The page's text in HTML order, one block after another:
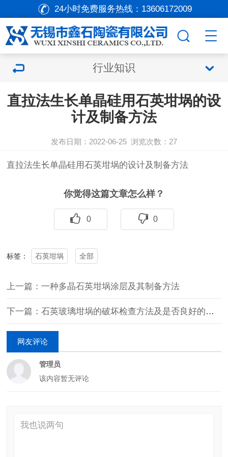
24小时免费服务热线： 13606172009
行业知识
直拉法生长单晶硅用石英坩埚的设
计及制备方法
发布日期：2022-06-25 浏览次数： 27
直拉法生长单晶硅用石英坩埚的设计及制备方法
你觉得这篇文章怎么样？
0 0
标签： 石英坩埚 全部
上一篇：一种多晶石英坩埚涂层及其制备方法
下一篇：石英玻璃坩埚的破坏检查方法及是否良好的判定方法
网友评论
管理员
该内容暂无评论